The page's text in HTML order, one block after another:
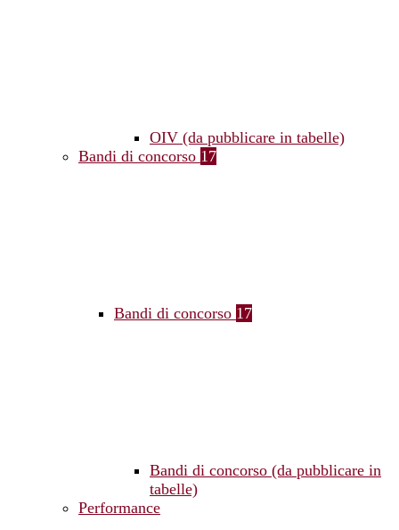
OIV (da pubblicare in tabelle)
Bandi di concorso 17
Bandi di concorso 17
Bandi di concorso (da pubblicare in
tabelle)
Performance